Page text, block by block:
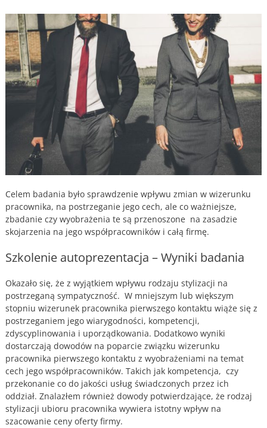
Celem badania było sprawdzenie wpływu zmian w wizerunku
pracownika, na postrzeganie jego cech, ale co ważniejsze,
zbadanie czy wyobrażenia te są przenoszone na zasadzie
skojarzenia na jego współpracowników i całą firmę.
Szkolenie autoprezentacja – Wyniki badania
Okazało się, że z wyjątkiem wpływu rodzaju stylizacji na
postrzeganą sympatyczność. W mniejszym lub większym
stopniu wizerunek pracownika pierwszego kontaktu wiąże się z
postrzeganiem jego wiarygodności, kompetencji,
zdyscyplinowania i uporządkowania. Dodatkowo wyniki
dostarczają dowodów na poparcie związku wizerunku
pracownika pierwszego kontaktu z wyobrażeniami na temat
cech jego współpracowników. Takich jak kompetencja, czy
przekonanie co do jakości usług świadczonych przez ich
oddział. Znalazłem również dowody potwierdzające, że rodzaj
stylizacji ubioru pracownika wywiera istotny wpływ na
szacowanie ceny oferty firmy.